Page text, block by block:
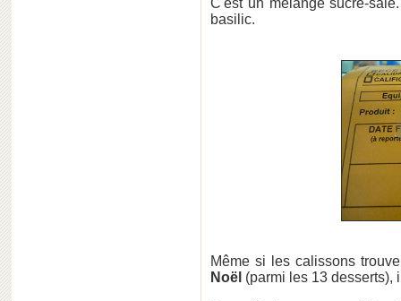
C'est un mélange sucré-
basilic.
Même si les calissons
Noël (parmi les 13 desserts),